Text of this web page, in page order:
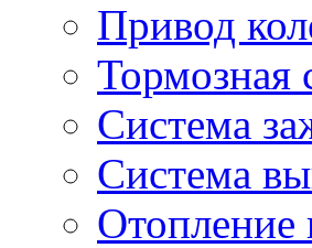
Привод
Тормозная
Система
Система
Отопление